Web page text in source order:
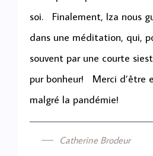
soi. Finalement, Iza nous
dans une méditation, qui,
souvent par une courte
pur bonheur! Merci d’être
malgré la pandémie!
Catherine Brodeur